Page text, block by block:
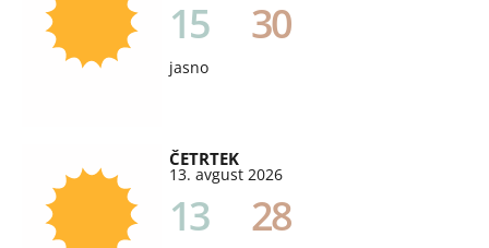
15 30
jasno
ČETRTEK
13. avgust 2026
13 28